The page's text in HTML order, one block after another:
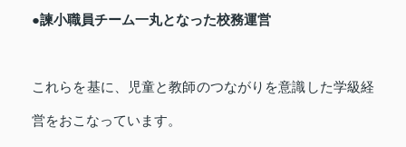
●諫小職員チーム一丸となった校務運営
これらを基に、児童と教師のつながりを意識した学級経
営をおこなっています。